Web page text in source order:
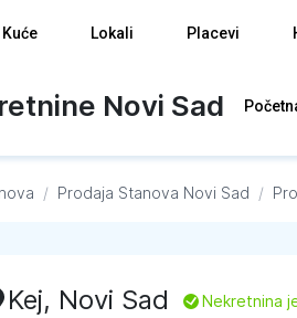
Kuće Lokali Placevi
Novi Sad
/ Prodaja Stanova Novi Sad /
Kej, Novi Sad L Nekretnina